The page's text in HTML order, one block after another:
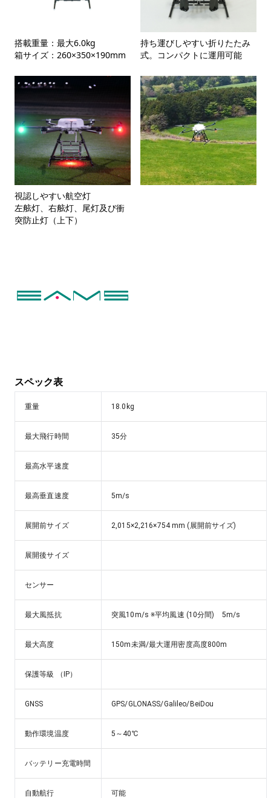
搭載重量：最大6.0kg
箱サイズ：260×350×190mm
持ち運びしやすい折りたたみ
式。コンパクトに運用可能
視認しやすい航空灯
左舷灯、右舷灯、尾灯及び衝
突防止灯（上下）
スペック表
重量 18.0kg
最大飛行時間 35分
最高水平速度
最高垂直速度 5m/s
展開前サイズ 2,015×2,216×754 mm (展開前サイズ)
展開後サイズ
センサー
最大風抵抗 突風10m/s ※平均風速 (10分間)　5m/s
最大高度 150m未満/最大運用密度高度800m
保護等級 （IP）
GNSS GPS/GLONASS/Galileo/BeiDou
動作環境温度 5～40℃
バッテリー充電時間
自動航行 可能